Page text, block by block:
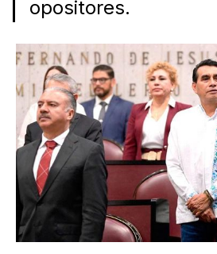
opositores.